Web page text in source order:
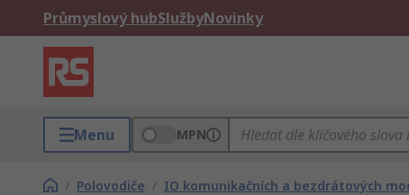
Průmyslový hubSlužbyNovinky
Menu MPN
/ Polovodiče / IO komunikačních a bezdrátových